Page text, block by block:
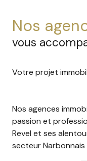
nos
vous
Votre projet
Nos agences
passion et
Revel et ses
secteur